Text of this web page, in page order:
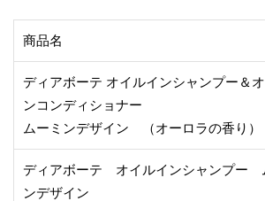
商品名
ディアボーテ オイルインシャンプー＆
ンコンディショナー
ムーミンデザイン （オーロラの香り）
ディアボーテ オイルインシャンプー
ンデザイン